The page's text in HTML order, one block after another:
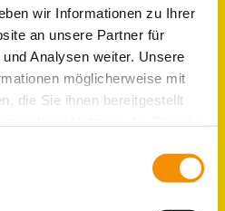
wir Informationen zu Ihrer
an unsere Partner für
Analysen weiter. Unsere
möglicherweise mit
die Sie ihnen bereitgestellt